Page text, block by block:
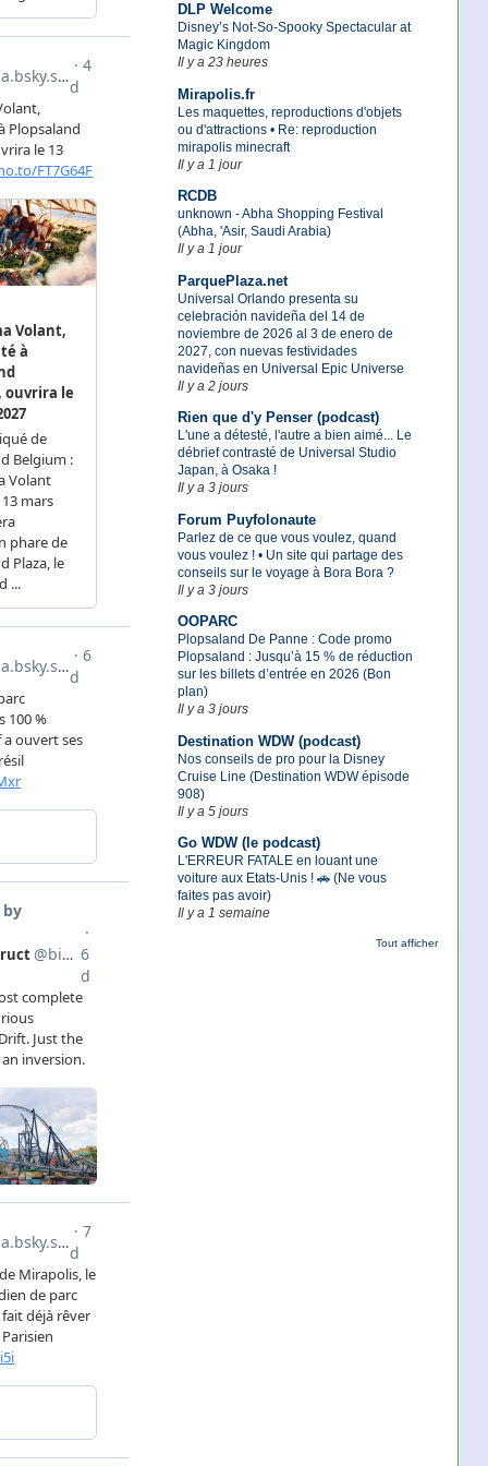
DLP Welcome
Disney’s Not-So-Spooky Spectacular at
Magic Kingdom
Il y a 23 heures
Mirapolis.fr
Les maquettes, reproductions d'objets
ou d'attractions • Re: reproduction
mirapolis minecraft
Il y a 1 jour
RCDB
unknown - Abha Shopping Festival
(Abha, 'Asir, Saudi Arabia)
Il y a 1 jour
ParquePlaza.net
Universal Orlando presenta su
celebración navideña del 14 de
noviembre de 2026 al 3 de enero de
2027, con nuevas festividades
navideñas en Universal Epic Universe
Il y a 2 jours
Rien que d'y Penser (podcast)
L'une a détesté, l'autre a bien aimé... Le
débrief contrasté de Universal Studio
Japan, à Osaka !
Il y a 3 jours
Forum Puyfolonaute
Parlez de ce que vous voulez, quand
vous voulez ! • Un site qui partage des
conseils sur le voyage à Bora Bora ?
Il y a 3 jours
OOPARC
Plopsaland De Panne : Code promo
Plopsaland : Jusqu’à 15 % de réduction
sur les billets d’entrée en 2026 (Bon
plan)
Il y a 3 jours
Destination WDW (podcast)
Nos conseils de pro pour la Disney
Cruise Line (Destination WDW épisode
908)
Il y a 5 jours
Go WDW (le podcast)
L'ERREUR FATALE en louant une
voiture aux Etats-Unis ! 🚗 (Ne vous
faites pas avoir)
Il y a 1 semaine
Tout afficher